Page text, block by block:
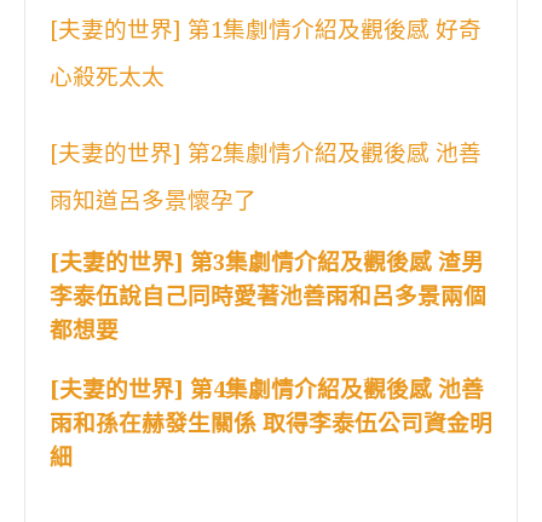
[夫妻的世界] 第1集劇情介紹及觀後感 好奇
心殺死太太
[夫妻的世界] 第2集劇情介紹及觀後感 池善
雨知道呂多景懷孕了
[夫妻的世界] 第3集劇情介紹及觀後感 渣男
李泰伍說自己同時愛著池善雨和呂多景兩個
都想要
[夫妻的世界] 第4集劇情介紹及觀後感 池善
雨和孫在赫發生關係 取得李泰伍公司資金明
細